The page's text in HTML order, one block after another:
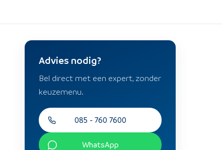
Advies nodig?
Bel direct met een expert, zonder
keuzemenu.
085 - 760 7600
WhatsApp